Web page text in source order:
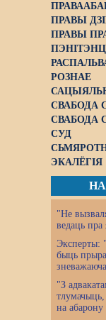
ПРАВЫ
ПРАВЫ
РОЗНАЕ
СВАБОДА
СВАБОДА
СУД
ЭКАЛЁГІЯ
"Не
ведаць пра
Эксперты:
быць
"З
тлумачыць,
на абарону